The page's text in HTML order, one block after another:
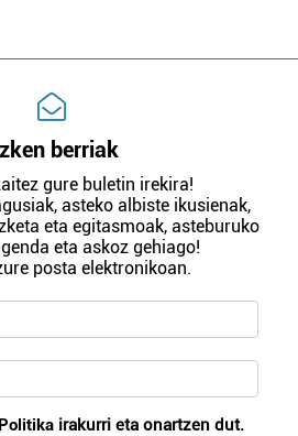
berriak
gure buletin irekira!
asteko albiste ikusienak,
eta egitasmoak, asteburuko
eta askoz gehiago!
posta elektronikoan.
irakurri eta onartzen dut.